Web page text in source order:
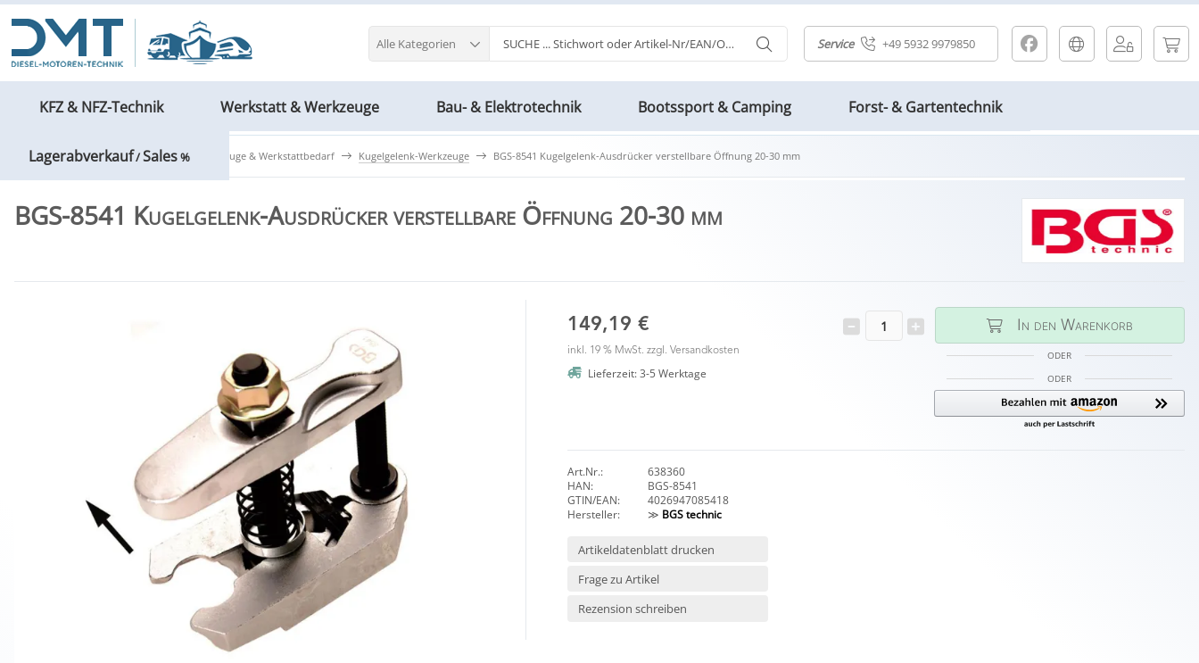
Service +49 5932 9979850
Alle Kategorien
KFZ & NFZ-Technik Werkstatt & Werkzeuge Bau- & Elektrotechnik Bootssport & Camping Forst- & Gartentechnik
Lagerabverkauf/Sales%
KFZ & NFZ-Technik Spezialwerkzeuge & Werkstattbedarf Kugelgelenk-Werkzeuge BGS-8541 Kugelgelenk-Ausdrücker verstellbare Öffnung 20-30 mm
BGS-8541 Kugelgelenk-Ausdrücker verstellbare Öffnung 20-30 mm
149,19 €
inkl. 19 % MwSt. zzgl. Versandkosten
Lieferzeit: 3-5 Werktage
In den Warenkorb
ODER
ODER
Art.Nr.:
638360
HAN:
BGS-8541
GTIN/EAN:
4026947085418
Hersteller:
≫ BGS technic
Artikeldatenblatt drucken
Frage zu Artikel
Rezension schreiben